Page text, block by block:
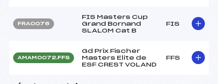
FRA0076
FIS Masters Cup
Grand Bornand
SLALOM Cat B
FIS
AMAM0072.FFS
Gd Prix Fischer
Masters Elite de
ESF CREST VOLAND
FFS